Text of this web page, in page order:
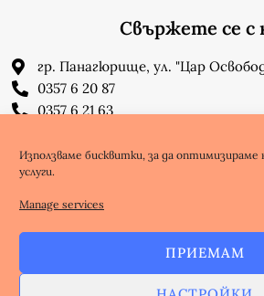
Използваме бисквитки, за да
услуги.
Manage services
ПРИЕМАМ
Свържете се с
гр. Панагюрище, ул. "Цар
0357 6 20 87
0357 6 21 63
info-1302623@edu.mon.bg
Facebook
Youtube
Copyright @